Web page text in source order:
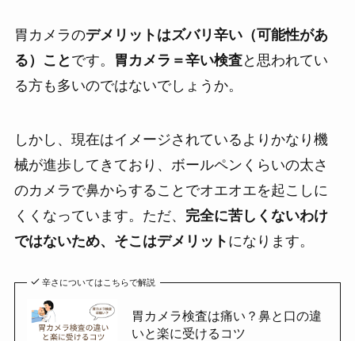
胃カメラのデメリットはズバリ辛い（可能性があ
る）こと です。 胃カメラ＝辛い検査と思われてい
る方も多いのではないでしょうか。
しかし、現在はイメージされているよりかなり機
械が進歩してきており、ボールペンくらいの太さ
のカメラで鼻からすることでオエオエを起こしに
くくなっています。ただ、 完全に苦しくないわけ
ではないため、そこはデメリット になります。
辛さについてはこちらで解説
胃カメラ検査は痛い？鼻と口の違
いと楽に受けるコツ